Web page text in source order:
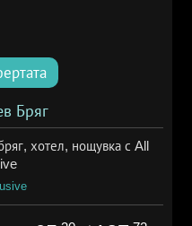
Бряг
хотел, нощувка с All